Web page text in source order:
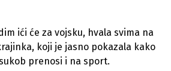
ići će za vojsku, hvala svima na
koji je jasno pokazala kako
prenosi i na sport.